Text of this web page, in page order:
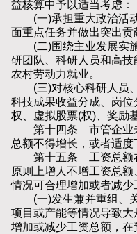
益核算中予以适当考虑：
(一)承担重大政治活动
面重点任务并做出突出贡
(二)围绕主业发展实施
研团队、科研人员和高
农村劳动力就业。
(三)对核心科研人员、
科技成果收益分成、岗
权、虚拟股票(权)、奖励
第十四条 市管企业未
总额不得增长，或者适度
第十五条 工资总额在
原则上增人不增工资总
情况可合理增加或者减少
(一)发生兼并重组、关
项目或产能等情况导致
增加或减少工资总额，在